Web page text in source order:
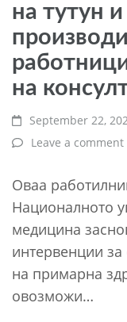
на тутун
на
September 22,
Leave a comment
Оваа
Националното
медицина
интервенции
на примарна
овозможи…